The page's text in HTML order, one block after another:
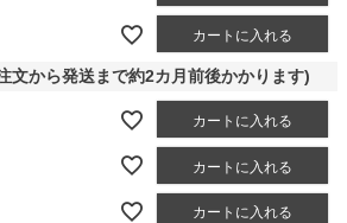
カートに入れる
文から発送まで約2カ月前後かかります)
カートに入れる
カートに入れる
カートに入れる